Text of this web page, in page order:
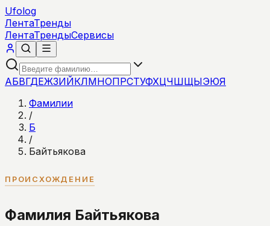
Ufolog
ЛентаТренды
ЛентаТрендыСервисы
АБВГДЕЖЗИЙКЛМНОПРСТУФХЦЧШЩЫЭЮЯ
Фамилии
/
Б
/
Байтьякова
ПРОИСХОЖДЕНИЕ
Фамилия Байтьякова